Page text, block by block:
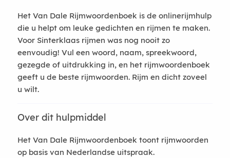
Het Van Dale Rijmwoordenboek is de onlinerijmhulp
die u helpt om leuke gedichten en rijmen te maken.
Voor Sinterklaas rijmen was nog nooit zo
eenvoudig! Vul een woord, naam, spreekwoord,
gezegde of uitdrukking in, en het rijmwoordenboek
geeft u de beste rijmwoorden. Rijm en dicht zoveel
u wilt.
Over dit hulpmiddel
Het Van Dale Rijmwoordenboek toont rijmwoorden
op basis van Nederlandse uitspraak.